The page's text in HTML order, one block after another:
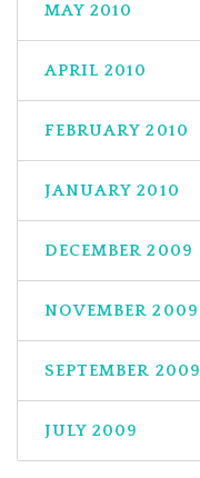
MAY 2010
APRIL 2010
FEBRUARY 2010
JANUARY 2010
DECEMBER 2009
NOVEMBER 2009
SEPTEMBER 2009
JULY 2009